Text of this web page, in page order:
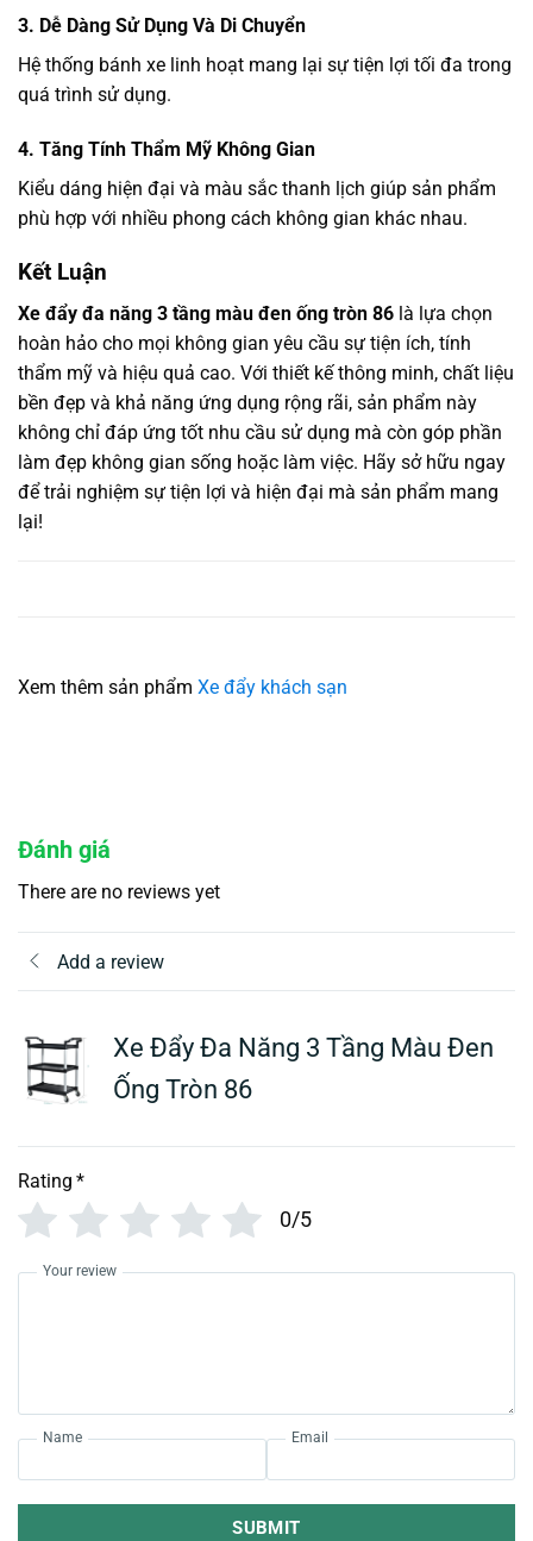
3. Dễ Dàng Sử Dụng Và Di Chuyển
Hệ thống bánh xe linh hoạt mang lại sự tiện lợi tối đa trong
quá trình sử dụng.
4. Tăng Tính Thẩm Mỹ Không Gian
Kiểu dáng hiện đại và màu sắc thanh lịch giúp sản phẩm
phù hợp với nhiều phong cách không gian khác nhau.
Kết Luận
Xe đẩy đa năng 3 tầng màu đen ống tròn 86 là lựa chọn
hoàn hảo cho mọi không gian yêu cầu sự tiện ích, tính
thẩm mỹ và hiệu quả cao. Với thiết kế thông minh, chất liệu
bền đẹp và khả năng ứng dụng rộng rãi, sản phẩm này
không chỉ đáp ứng tốt nhu cầu sử dụng mà còn góp phần
làm đẹp không gian sống hoặc làm việc. Hãy sở hữu ngay
để trải nghiệm sự tiện lợi và hiện đại mà sản phẩm mang
lại!
Xem thêm sản phẩm Xe đẩy khách sạn
Đánh giá
There are no reviews yet
Add a review
Xe Đẩy Đa Năng 3 Tầng Màu Đen
Ống Tròn 86
Rating *
0/5
Your review
Name Email
SUBMIT